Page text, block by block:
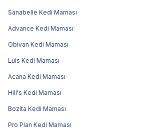
Sanabelle Kedi Maması
Advance Kedi Maması
Obivan Kedi Maması
Luis Kedi Maması
Acana Kedi Maması
Hill's Kedi Maması
Bozita Kedi Maması
Pro Plan Kedi Maması